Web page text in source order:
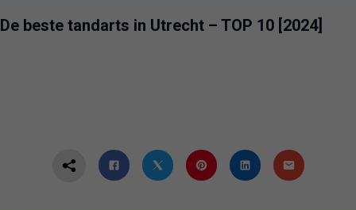
De beste tandarts in Utrecht – TOP 10 [2024]